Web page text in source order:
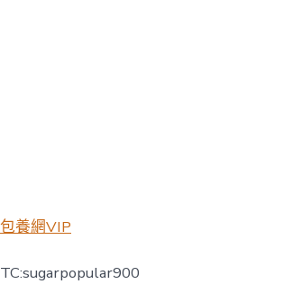
包養網VIP
TC:sugarpopular900